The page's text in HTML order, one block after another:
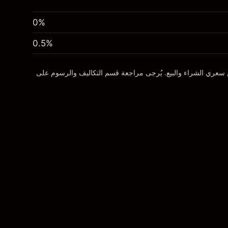
0%
0.5%
سعري الشراء والبيع. يُرجى مراجعة قسم التكاليف والرسوم على